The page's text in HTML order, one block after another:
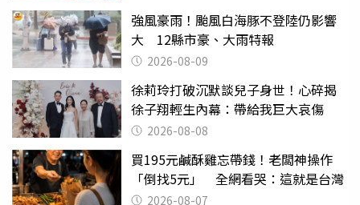
強風豪雨！颱風白海豚不登陸仍影響
大 12縣市豪、大雨特報
2026-08-09
徐莉玲打破沉默談兒子身世！心碎揭
徐子翔輕生內幕：帶給我巨大哀傷
2026-08-08
買195元鹹酥雞忘帶錢！老闆神操作
「倒找5元」 全網看哭：這就是台灣
2026-08-07